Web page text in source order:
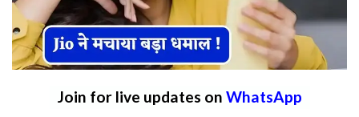
Join for live updates on WhatsApp